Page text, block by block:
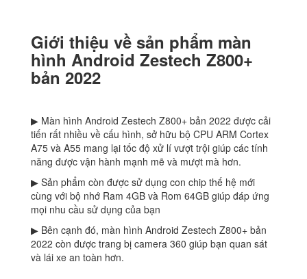
Giới thiệu về sản phẩm màn
hình Android Zestech Z800+
bản 2022
▶ Màn hình Android Zestech Z800+ bản 2022 được cải
tiến rất nhiều về cấu hình, sở hữu bộ CPU ARM Cortex
A75 và A55 mang lại tốc độ xử lí vượt trội giúp các tính
năng được vận hành mạnh mẽ và mượt mà hơn.
▶ Sản phẩm còn được sử dụng con chip thế hệ mới
cùng với bộ nhớ Ram 4GB và Rom 64GB giúp đáp ứng
mọi nhu cầu sử dụng của bạn
▶ Bên cạnh đó, màn hình Android Zestech Z800+ bản
2022 còn được trang bị camera 360 giúp bạn quan sát
và lái xe an toàn hơn.